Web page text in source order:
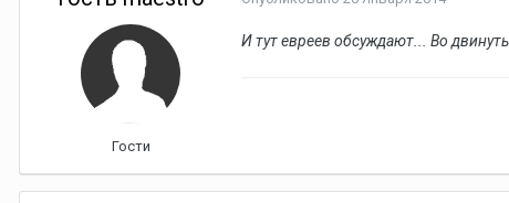
Гости
И тут евреев обсуждают... Во